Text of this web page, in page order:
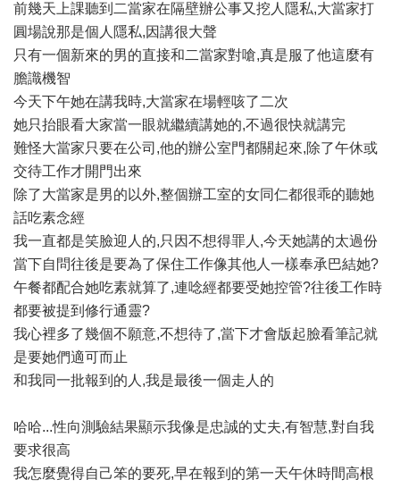
前幾天上課聽到二當家在隔壁辦公事又挖人隱私,大當家打
圓場說那是個人隱私,因講很大聲
只有一個新來的男的直接和二當家對嗆,真是服了他這麼有
膽識機智
今天下午她在講我時,大當家在場輕咳了二次
她只抬眼看大家當一眼就繼續講她的,不過很快就講完
難怪大當家只要在公司,他的辦公室門都關起來,除了午休或
交待工作才開門出來
除了大當家是男的以外,整個辦工室的女同仁都很乖的聽她
話吃素念經
我一直都是笑臉迎人的,只因不想得罪人,今天她講的太過份
當下自問往後是要為了保住工作像其他人一樣奉承巴結她?
午餐都配合她吃素就算了,連唸經都要受她控管?往後工作時
都要被提到修行通靈?
我心裡多了幾個不願意,不想待了,當下才會版起臉看筆記就
是要她們適可而止
和我同一批報到的人,我是最後一個走人的
哈哈...性向測驗結果顯示我像是忠誠的丈夫,有智慧,對自我
要求很高
我怎麼覺得自己笨的要死,早在報到的第一天午休時間高根